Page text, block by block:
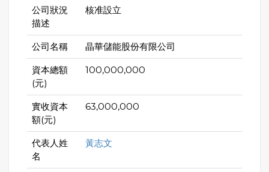
公司狀況
描述
核准設立
公司名稱 晶華儲能股份有限公司
資本總額
(元)
100,000,000
實收資本
額(元)
63,000,000
代表人姓
名
黃志文